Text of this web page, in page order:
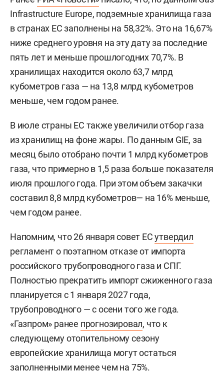
Infrastructure Europe, подземные хранилища газа
в странах ЕС заполнены на 58,32%. Это на 16,67%
ниже среднего уровня на эту дату за последние
пять лет и меньше прошлогодних 70,7%. В
хранилищах находится около 63,7 млрд
кубометров газа — на 13,8 млрд кубометров
меньше, чем годом ранее.
В июле страны ЕС также увеличили отбор газа
из хранилищ на фоне жары. По данным GIE, за
месяц было отобрано почти 1 млрд кубометров
газа, что примерно в 1,5 раза больше показателя
июля прошлого года. При этом объем закачки
составил 8,8 млрд кубометров— на 16% меньше,
чем годом ранее.
Напомним, что 26 января совет ЕСутвердил
регламент о поэтапном отказе от импорта
российского трубопроводного газа и СПГ.
Полностью прекратить импорт сжиженного газа
планируется с 1 января 2027 года,
трубопроводного — с осени того же года.
«Газпром» ранее прогнозировал, что к
следующему отопительному сезону
европейские хранилища могут остаться
заполненными менее чем на 75%.